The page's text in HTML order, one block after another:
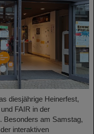
diesjährige Heinerfest,
FAIR in der
Besonders am Samstag,
interaktiven